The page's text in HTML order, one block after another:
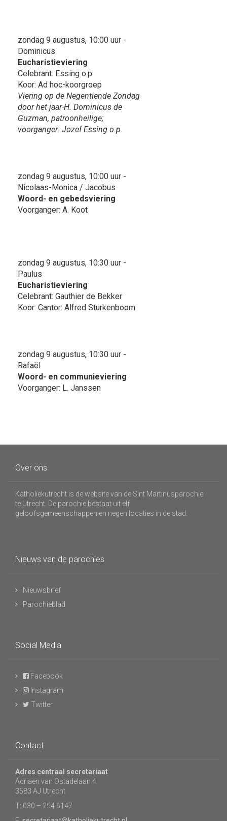
zondag 9 augustus, 10:00 uur -
Dominicus
Eucharistieviering
Celebrant: Essing o.p.
Koor: Ad hoc-koorgroep
Viering op de Negentiende Zondag
door het jaar-H. Dominicus de
Guzman, patroonheilige;
voorganger: Jozef Essing o.p.
zondag 9 augustus, 10:00 uur -
Nicolaas-Monica / Jacobus
Woord- en gebedsviering
Voorganger: A. Koot
zondag 9 augustus, 10:30 uur -
Paulus
Eucharistieviering
Celebrant: Gauthier de Bekker
Koor: Cantor: Alfred Sturkenboom
zondag 9 augustus, 10:30 uur -
Rafaël
Woord- en communieviering
Voorganger: L. Janssen
Over ons
Katholiekutrecht is de website van de Sint Martinusparochie
te Utrecht. De parochie bestaat uit elf
geloofsgemeenschappen en negen locaties in de stad.
Nieuws van de parochies
Nieuwsbrief
Parochieblad
Social Media
Facebook
Instagram
Twitter
Contact
Adres centraal secretariaat
Adriaen van Ostadelaan 4
3583 AJ Utrecht
T: 030 – 254 6147